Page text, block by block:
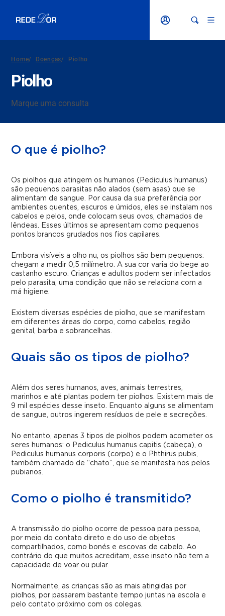
Home/ Doenças/ Piolho
Piolho
Marque uma consulta
O que é piolho?
Os piolhos que atingem os humanos (Pediculus humanus)
são pequenos parasitas não alados (sem asas) que se
alimentam de sangue. Por causa da sua preferência por
ambientes quentes, escuros e úmidos, eles se instalam nos
cabelos e pelos, onde colocam seus ovos, chamados de
lêndeas. Esses últimos se apresentam como pequenos
pontos brancos grudados nos fios capilares.
Embora visíveis a olho nu, os piolhos são bem pequenos:
chegam a medir 0,5 milímetro. A sua cor varia do bege ao
castanho escuro. Crianças e adultos podem ser infectados
pelo parasita, uma condição que não se relaciona com a
má higiene.
Existem diversas espécies de piolho, que se manifestam
em diferentes áreas do corpo, como cabelos, região
genital, barba e sobrancelhas.
Quais são os tipos de piolho?
Além dos seres humanos, aves, animais terrestres,
marinhos e até plantas podem ter piolhos. Existem mais de
9 mil espécies desse inseto. Enquanto alguns se alimentam
de sangue, outros ingerem resíduos de pele e secreções.
No entanto, apenas 3 tipos de piolhos podem acometer os
seres humanos: o Pediculus humanus capitis (cabeça), o
Pediculus humanus corporis (corpo) e o Phthirus pubis,
também chamado de “chato”, que se manifesta nos pelos
pubianos.
Como o piolho é transmitido?
A transmissão do piolho ocorre de pessoa para pessoa,
por meio do contato direto e do uso de objetos
compartilhados, como bonés e escovas de cabelo.Ao
contrário do que muitos acreditam, esse inseto não tem a
capacidade de voar ou pular.
Normalmente, as crianças são as mais atingidas por
piolhos, por passarem bastante tempo juntas na escola e
pelo contato próximo com os colegas.